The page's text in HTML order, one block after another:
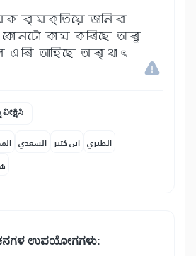
ব্যক্তিয়ে জানিব
কোনটো কাম কৰিছে আৰু
এৰি আহিছে অৰ্থাৎ
السعدي ابن كثير الطبري
ಉಪಯೋಗಗಳು: